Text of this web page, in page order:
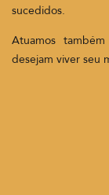
sucedidos.
Atuamos
desejam viver seu